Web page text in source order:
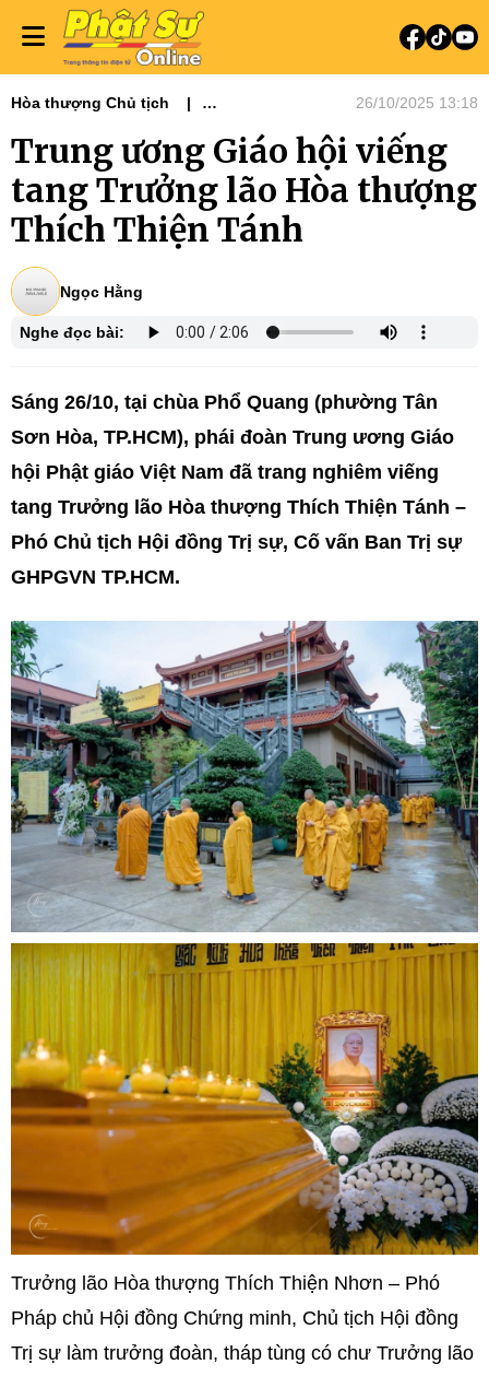
Hòa thượng Chủ tịch
Phật sự TƯGH
Nổi bật Tiêu điểm
26/10/2025 13:18
Trung ương Giáo hội viếng
tang Trưởng lão Hòa thượng
Thích Thiện Tánh
Ngọc Hằng
Nghe đọc bài:
Sáng 26/10, tại chùa Phổ Quang (phường Tân
Sơn Hòa, TP.HCM), phái đoàn Trung ương Giáo
hội Phật giáo Việt Nam đã trang nghiêm viếng
tang Trưởng lão Hòa thượng Thích Thiện Tánh –
Phó Chủ tịch Hội đồng Trị sự, Cố vấn Ban Trị sự
GHPGVN TP.HCM.
Trưởng lão Hòa thượng Thích Thiện Nhơn – Phó
Pháp chủ Hội đồng Chứng minh, Chủ tịch Hội đồng
Trị sự làm trưởng đoàn, tháp tùng có chư Trưởng lão